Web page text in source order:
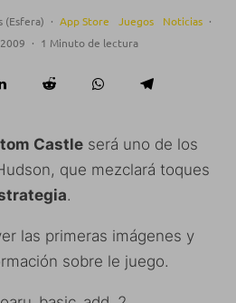
(Esfera) · App Store Juegos Noticias ·
· 1 Minuto de lectura
Castle será uno de los
que mezclará toques
.
las primeras imágenes y
sobre le juego.